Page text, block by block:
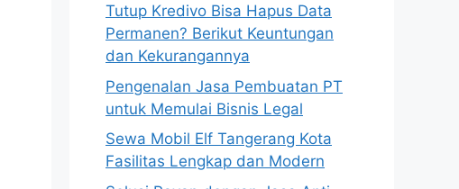
Tutup Kredivo Bisa Hapus Data
Permanen? Berikut Keuntungan
dan Kekurangannya
Pengenalan Jasa Pembuatan PT
untuk Memulai Bisnis Legal
Sewa Mobil Elf Tangerang Kota
Fasilitas Lengkap dan Modern